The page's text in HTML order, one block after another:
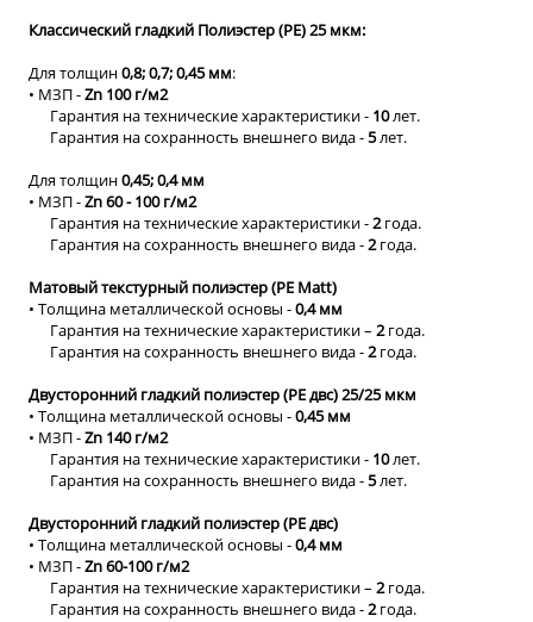
Классический гладкий Полиэстер (PE) 25 мкм:
Для толщин0,8; 0,7; 0,45 мм:
• МЗП -Zn 100 г/м2
Гарантия на технические характеристики - 10лет.
Гарантия на сохранность внешнего вида -5лет.
Для толщин0,45; 0,4 мм
• МЗП -Zn 60 - 100 г/м2
Гарантия на технические характеристики -2года.
Гарантия на сохранность внешнего вида -2года.
Матовый текстурный полиэстер (PE Matt)
• Толщина металлической основы -0,4 мм
Гарантия на технические характеристики – 2года.
Гарантия на сохранность внешнего вида -2года.
Двусторонний гладкий полиэстер (PE двс) 25/25 мкм
• Толщина металлической основы -0,45 мм
• МЗП -Zn 140 г/м2
Гарантия на технические характеристики - 10лет.
Гарантия на сохранность внешнего вида -5лет.
Двусторонний гладкий полиэстер (PE двс)
• Толщина металлической основы -0,4 мм
• МЗП -Zn 60-100 г/м2
Гарантия на технические характеристики – 2года.
Гарантия на сохранность внешнего вида -2года.